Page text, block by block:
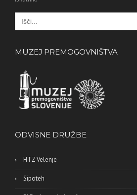
Search
for:
MUZEJ PREMOGOVNIŠTVA
ODVISNE DRUŽBE
HTZ Velenje
Sipoteh